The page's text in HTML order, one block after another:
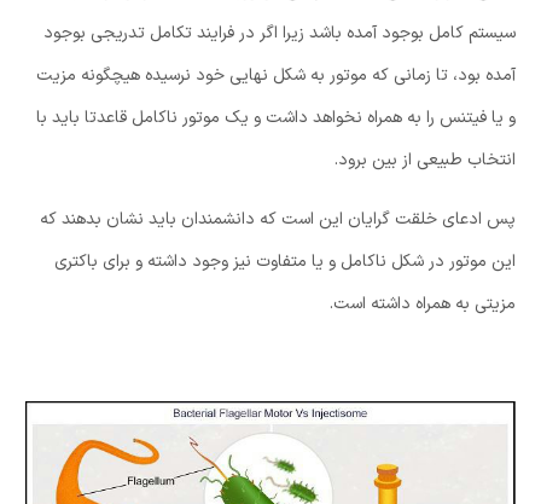
سیستم کامل بوجود آمده باشد زیرا اگر در فرایند تکامل تدریجی بوجود
آمده بود، تا زمانی که موتور به شکل نهایی خود نرسیده هیچگونه مزیت
و یا فیتنس را به همراه نخواهد داشت و یک موتور ناکامل قاعدتا باید با
انتخاب طبیعی از بین برود.
پس ادعای خلقت گرایان این است که دانشمندان باید نشان بدهند که
این موتور در شکل ناکامل و یا متفاوت نیز وجود داشته و برای باکتری
مزیتی به همراه داشته است.